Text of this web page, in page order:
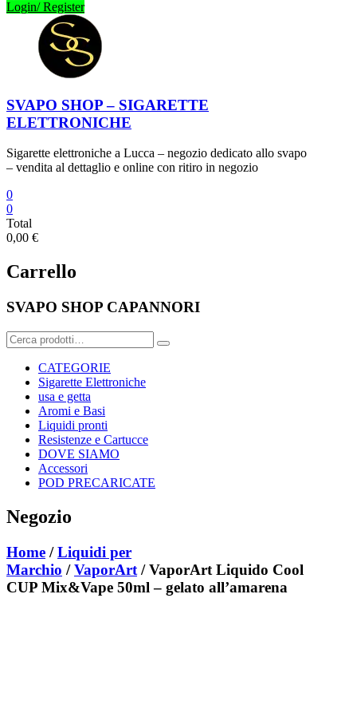
Login/ Register
SVAPO SHOP – SIGARETTE
ELETTRONICHE
Sigarette elettroniche a Lucca – negozio dedicato allo svapo
– vendita al dettaglio e online con ritiro in negozio
0
0
Total
0,00 €
Carrello
SVAPO SHOP CAPANNORI
Cerca:
CATEGORIE
Sigarette Elettroniche
usa e getta
Aromi e Basi
Liquidi pronti
Resistenze e Cartucce
DOVE SIAMO
Accessori
POD PRECARICATE
Negozio
Home /Liquidi per
Marchio /VaporArt / VaporArt Liquido Cool
CUP Mix&Vape 50ml – gelato all’amarena